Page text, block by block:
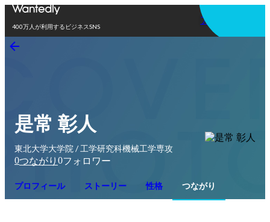
400万人が利用するビジネスSNS
アプリを使う
是常 彰人
東北大学大学院 / 工学研究科機械工学専攻
0つながり 0フォロワー
プロフィール ストーリー 性格 つながり